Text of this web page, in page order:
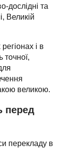
дослідні та
Великій
і в
точної,
перед
перекладу в